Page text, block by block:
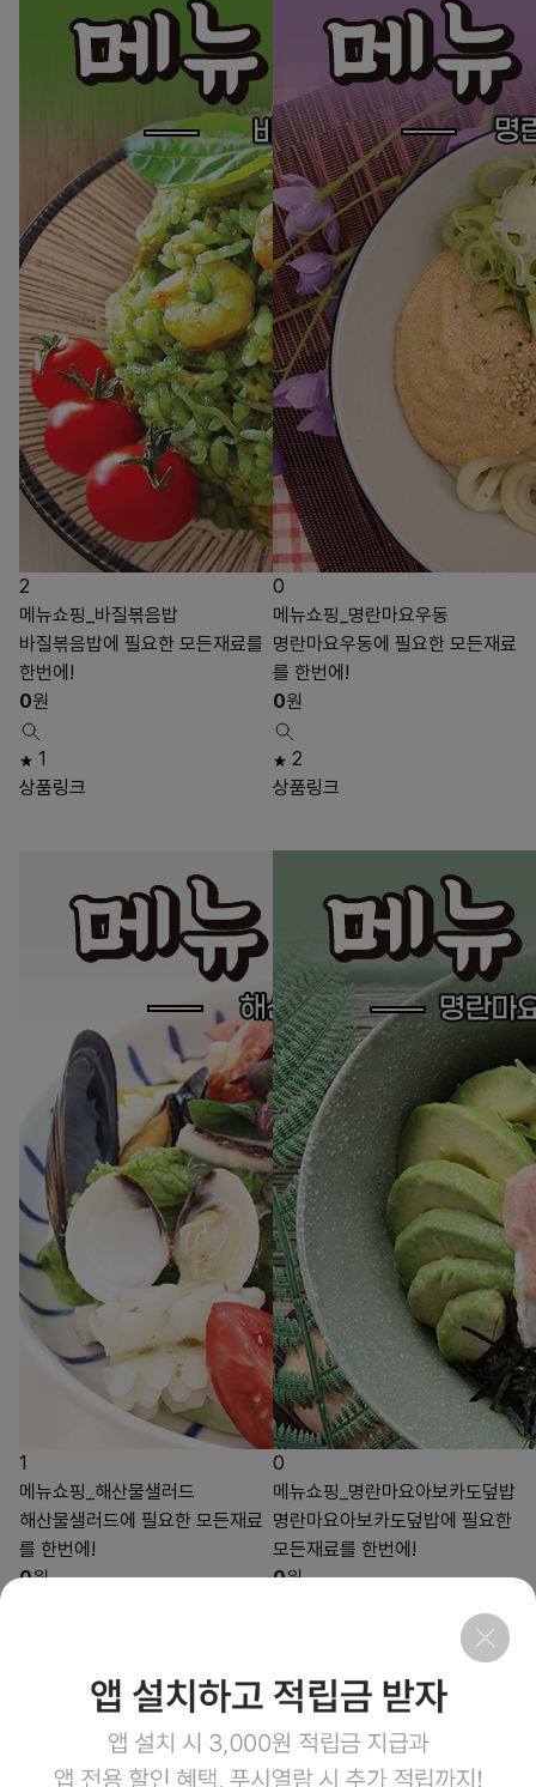
2
메뉴쇼핑_바질볶음밥
바질볶음밥에 필요한 모든재료를
한번에!
0원
1
상품링크
0
메뉴쇼핑_명란마요우동
명란마요우동에 필요한 모든재료
를 한번에!
0원
2
상품링크
1
메뉴쇼핑_해산물샐러드
해산물샐러드에 필요한 모든재료
를 한번에!
0원
0
메뉴쇼핑_명란마요아보카도덮밥
명란마요아보카도덮밥에 필요한
모든재료를 한번에!
0원